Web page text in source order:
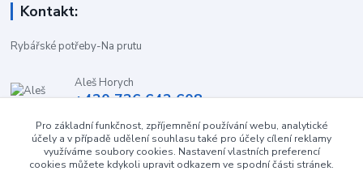
Kontakt:
Rybářské potřeby-Na prutu
Aleš Horych
+420 736 642 608
obchod-naprutu@seznam.cz
Pro základní funkčnost, zpříjemnění používání webu, analytické
účely a v případě udělení souhlasu také pro účely cílení reklamy
využíváme soubory cookies. Nastavení vlastních preferencí
cookies můžete kdykoli upravit odkazem ve spodní části stránek.